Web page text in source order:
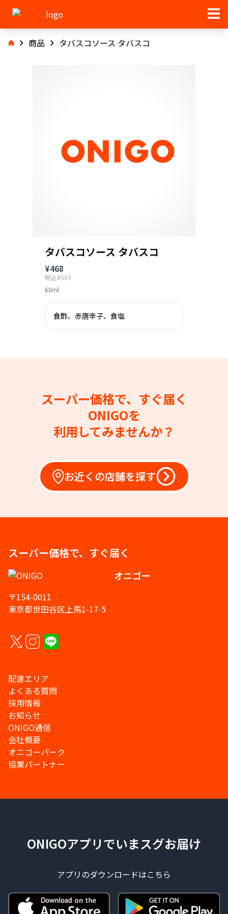
商品 タバスコソース タバスコ
タバスコソース タバスコ
¥468
税込¥505
60ml
食酢、赤唐辛子、食塩
スーパー価格で、すぐ届く
ONIGOを
利用してみませんか？
お近くの店舗を探す
スーパー価格で、すぐ届く
オニゴー
〒154-0011
東京都世田谷区上馬1-17-5
配達エリア
よくある質問
採用情報
お知らせ
ONIGO通信
会社概要
オニゴーパーク
協業パートナー
ONIGOアプリでいまスグお届け
アプリのダウンロードはこちら